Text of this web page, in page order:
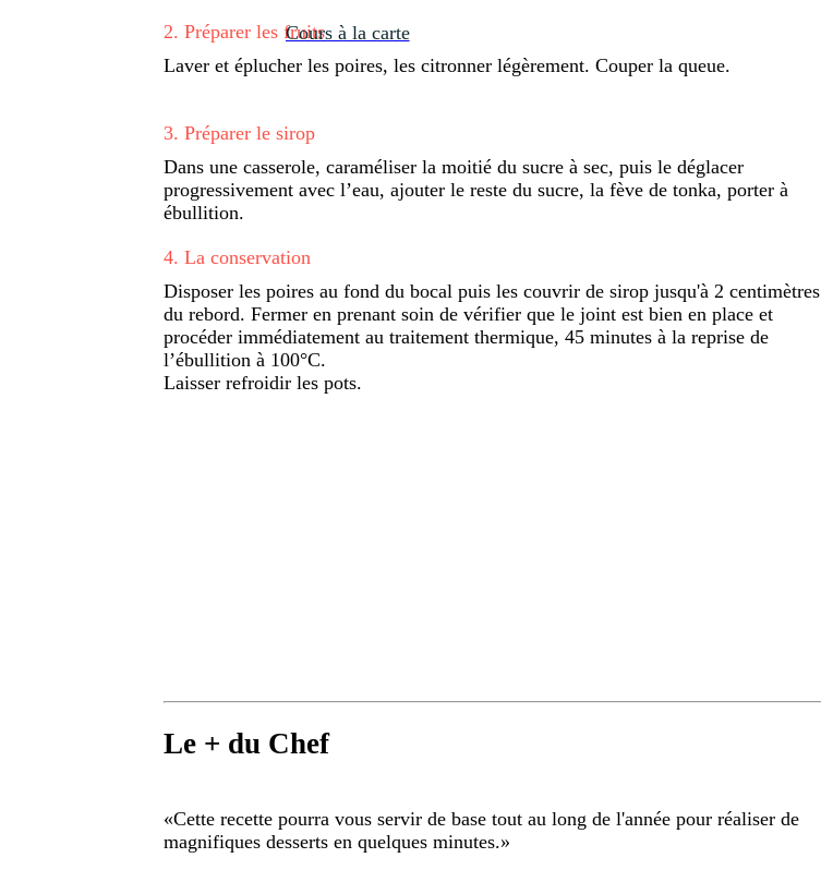
Cours à la carte
2. Préparer les fruits
Laver et éplucher les poires, les citronner légèrement. Couper la queue.
3. Préparer le sirop
Dans une casserole, caraméliser la moitié du sucre à sec, puis le déglacer
progressivement avec l’eau, ajouter le reste du sucre, la fève de tonka, porter à
ébullition.
4. La conservation
Disposer les poires au fond du bocal puis les couvrir de sirop jusqu'à 2 centimètres
du rebord. Fermer en prenant soin de vérifier que le joint est bien en place et
procéder immédiatement au traitement thermique, 45 minutes à la reprise de
l’ébullition à 100°C.
Laisser refroidir les pots.
Le + du Chef
«Cette recette pourra vous servir de base tout au long de l'année pour réaliser de
magnifiques desserts en quelques minutes.»